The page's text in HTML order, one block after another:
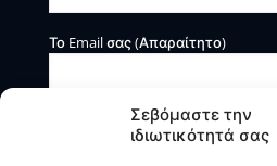
Σεβόμαστε την
ιδιωτικότητά σας
Το Email σας (Απαραίτητο)